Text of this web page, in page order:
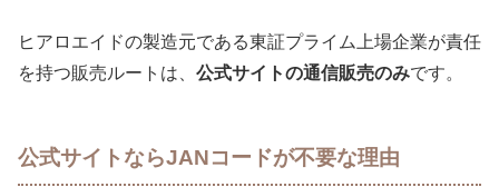
ヒアロエイドの製造元である東証プライム上場企業が責任
を持つ販売ルートは、 公式サイトの通信販売のみです。
公式サイトならJANコードが不要な理由